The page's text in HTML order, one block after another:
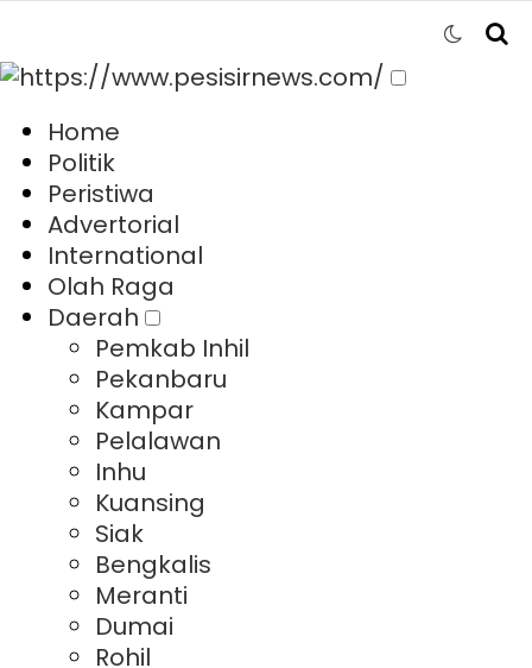
Home
Politik
Peristiwa
Advertorial
International
Olah Raga
Daerah
Pemkab Inhil
Pekanbaru
Kampar
Pelalawan
Inhu
Kuansing
Siak
Bengkalis
Meranti
Dumai
Rohil